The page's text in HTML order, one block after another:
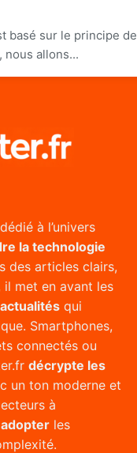
basé sur le principe de
nous allons...
à l’univers
la technologie
des articles clairs,
il met en avant les
qui
Smartphones,
connectés ou
décrypte les
un ton moderne et
à
les